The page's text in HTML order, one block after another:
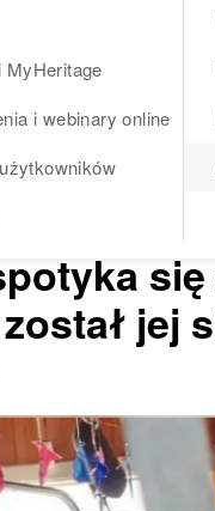
MyHeritage
i webinary online
RODZINNA
jej